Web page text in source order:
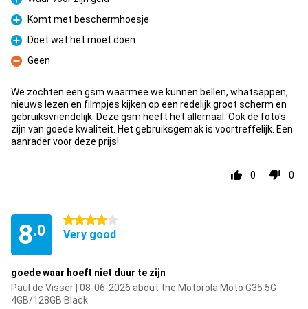
Pro
Pro
Komt met beschermhoesje
Pro
Doet wat het moet doen
Con
Geen
We zochten een gsm waarmee we kunnen bellen, whatsappen,
nieuws lezen en filmpjes kijken op een redelijk groot scherm en
gebruiksvriendelijk. Deze gsm heeft het allemaal. Ook de foto's
zijn van goede kwaliteit. Het gebruiksgemak is voortreffelijk. Een
aanrader voor deze prijs!
0 0
8.0
4 stars
Very good
goede waar hoeft niet duur te zijn
Paul de Visser | 08-06-2026 about the Motorola Moto G35 5G
4GB/128GB Black